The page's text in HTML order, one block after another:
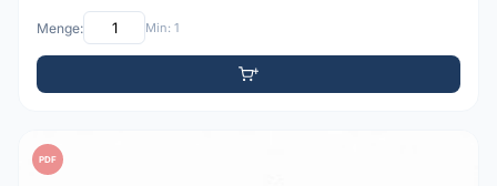
Menge: Min: 1
PDF